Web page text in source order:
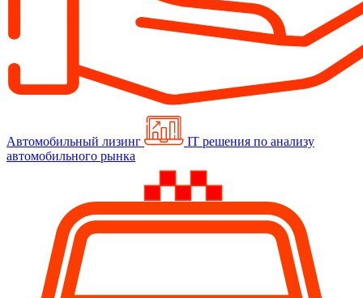
Автомобильный лизинг
IT решения по анализу
автомобильного рынка